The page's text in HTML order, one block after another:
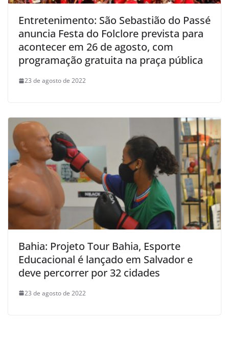
Entretenimento: São Sebastião do Passé
anuncia Festa do Folclore prevista para
acontecer em 26 de agosto, com
programação gratuita na praça pública
23 de agosto de 2022
Bahia: Projeto Tour Bahia, Esporte
Educacional é lançado em Salvador e
deve percorrer por 32 cidades
23 de agosto de 2022